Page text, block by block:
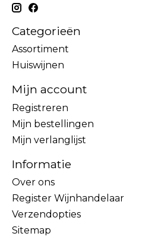
Categorieën
Assortiment
Huiswijnen
Mijn account
Registreren
Mijn bestellingen
Mijn verlanglijst
Informatie
Over ons
Register Wijnhandelaar
Verzendopties
Sitemap